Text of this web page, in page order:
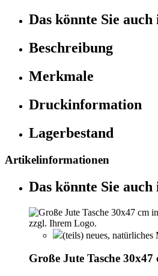
Das könnte Sie
Beschreibung
Merkmale
Druckinformation
Lagerbestand
Artikelinformationen
Das könnte Sie
(teils) neues, natürliches
Große Jute Tasche 30x47